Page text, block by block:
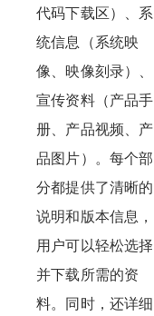
代码下载区）、系
统信息（系统映
像、映像刻录）、
宣传资料（产品手
册、产品视频、产
品图片）。每个部
分都提供了清晰的
说明和版本信息，
用户可以轻松选择
并下载所需的资
料。同时，还详细